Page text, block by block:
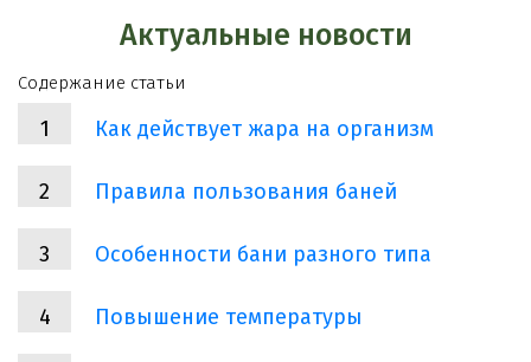
Актуальные новости
Содержание статьи
Как действует жара на организм
Правила пользования баней
Особенности бани разного типа
Повышение температуры